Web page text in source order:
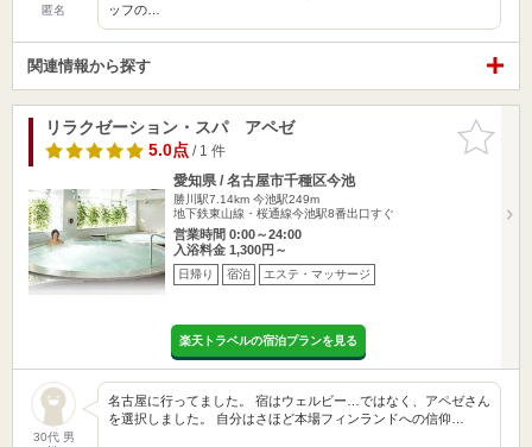
匿名
ッフの…
関連情報から探す
お気に入
りに追加
リラクゼーション・スパ アペゼ
5.0点/ 1 件
愛知県 / 名古屋市千種区今池
勝川駅7.14km 今池駅249m
地下鉄東山線・桜通線今池駅8番出口すぐ
営業時間 0:00～24:00
入浴料金 1,300円～
日帰り 宿泊 エステ・マッサージ
楽天トラベルの宿泊プランを見る
30代 男
名古屋に行ってました。 宿はウェルビー…ではなく、アペゼさん
を選択しました。 自分はさほど本場フィンランドへの信仰…